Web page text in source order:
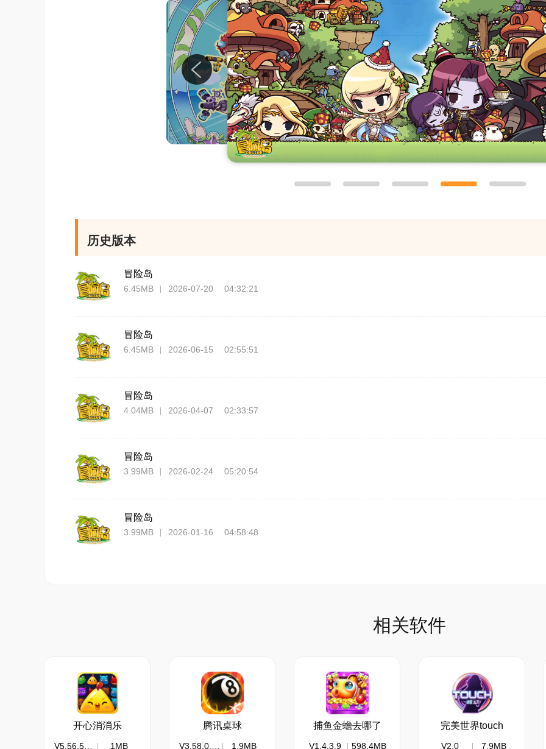
1)在游戏中角色可以自由的跳跃、攀爬藤蔓、梯子、绳索，强调动作游戏性的特征。
2)以2D横向卷轴方式呈现的在线游戏，画面以可爱活泼、形象鲜明、彰显玩家个性为主要特色。
3)人物皆是三头身，突显可爱的特色。
4)多样化的道具组合，纸娃娃(AVATAR)系统可以让玩家自由搭配上衣、裤子、鞋子、帽子、披风甚至是
游戏中加入了风靡已久的纸娃娃(AVATAR)变装系统，使玩家装扮角色的自由度大大增加，可以随心所欲
色时除了男女性别区别，每个角色还有眼睛(3种)，发型(3种：平头、长发、中分)，武器(3种，职业还有区别)
蓝、黑)和饰品等的精彩组合，一开始就与众不同，并且装束能够完整地呈现在游戏画面中，即使小小的饰品
或者是一名射手时，就可以穿上职业装。每种职业的服装在造型、颜色都不同，相同的职业也可以选择你所
3.任务体系丰富
对于新手来说，新手任务对于熟悉游戏，积累最初的资本是很有帮助的。该款游戏的新手任务系统真正从
试让每个新加入的玩家很快熟悉游戏。对于高级别的玩家来说，每个层次都有对应的任务和奖励。让玩家在
4.多样有趣的地图场景
充满童话风味的画面，配上清新动听的音乐，色彩鲜明柔和搭配，给人一种超越现实，实现梦想的全新感
沼泽、山区、海边度假区、雪域等，给人一种身临冒险梦境的感觉。
5.多层卷轴画面
镜头，转到魔女要说“魔镜魔镜，谁是世界上最美丽的女人”的时候，出现了从远到进的靠近魔女城堡的画面
游戏音乐，每个系列的地图，都有俩个以上的代表这个地图的背景音乐(总计约160余首)，基本上每个地图
历史版本
冒险岛
6.45MB 2026-07-20 04:32:21
冒险岛
6.45MB 2026-06-15 02:55:51
冒险岛
4.04MB 2026-04-07 02:33:57
冒险岛
3.99MB 2026-02-24 05:20:54
冒险岛
3.99MB 2026-01-16 04:58:48
相关软件
开心消消乐
V5.56.58139.0 1MB
腾讯桌球
1.9MB
捕鱼金蟾去哪了
V1.4.3.9 598.4MB
完美世界touch
V2.0 7.9MB